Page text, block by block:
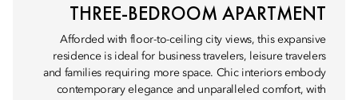
THREE-BEDROOM APARTMENT
Afforded with floor-to-ceiling city views, this expansive
residence is ideal for business travelers, leisure travelers
and families requiring more space. Chic interiors embody
contemporary elegance and unparalleled comfort, with